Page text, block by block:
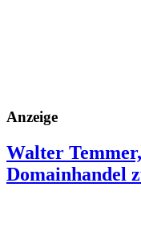
Anzeige
Walter
Domainhandel